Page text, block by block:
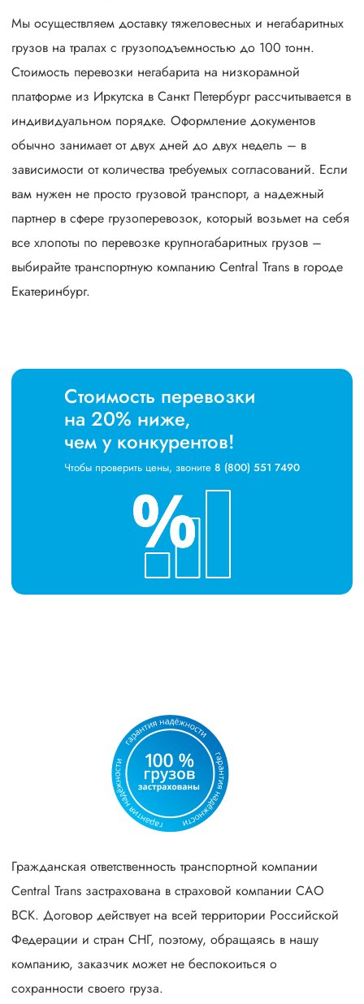
Мы осуществляем доставку тяжеловесных и негабаритных
грузов на тралах с грузоподъемностью до 100 тонн.
Стоимость перевозки негабарита на низкорамной
платформе из Иркутска в Санкт Петербург рассчитывается в
индивидуальном порядке. Оформление документов
обычно занимает от двух дней до двух недель – в
зависимости от количества требуемых согласований. Если
вам нужен не просто грузовой транспорт, а надежный
партнер в сфере грузоперевозок, который возьмет на себя
все хлопоты по перевозке крупногабаритных грузов –
выбирайте транспортную компанию Central Trans в городе
Екатеринбург.
Стоимость перевозки
на 20% ниже,
чем у конкурентов!
Чтобы проверить цены, звоните 8 (800) 551 7490
Гражданская ответственность транспортной компании
Central Trans застрахована в страховой компании САО
ВСК. Договор действует на всей территории Российской
Федерации и стран СНГ, поэтому, обращаясь в нашу
компанию, заказчик может не беспокоиться о
сохранности своего груза.